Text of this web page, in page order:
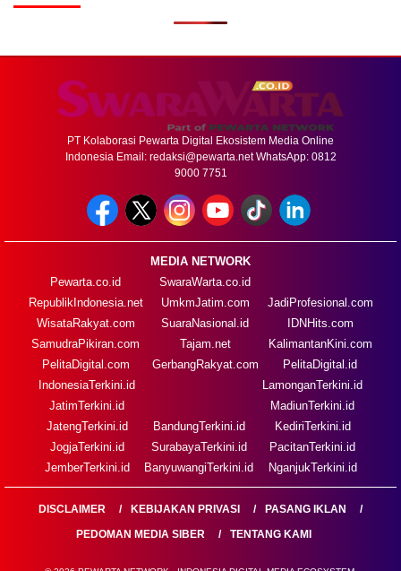
PT Kolaborasi Pewarta Digital Ekosistem Media Online
Indonesia Email: redaksi@pewarta.netWhatsApp: 0812
9000 7751
MEDIA NETWORK
Pewarta.co.id
RepublikIndonesia.net
WisataRakyat.com
SamudraPikiran.com
PelitaDigital.com
SwaraWarta.co.id
UmkmJatim.com
SuaraNasional.id
Tajam.net
GerbangRakyat.com
JadiProfesional.com
IDNHits.com
KalimantanKini.com
PelitaDigital.id
IndonesiaTerkini.id
JatimTerkini.id
JatengTerkini.id
JogjaTerkini.id
JemberTerkini.id
BandungTerkini.id
SurabayaTerkini.id
BanyuwangiTerkini.id
LamonganTerkini.id
MadiunTerkini.id
KediriTerkini.id
PacitanTerkini.id
NganjukTerkini.id
DISCLAIMER KEBIJAKAN PRIVASI
PASANG IKLAN
PEDOMAN MEDIA SIBER
TENTANG KAMI